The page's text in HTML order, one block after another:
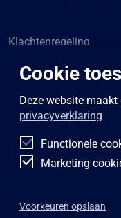
Klachtenregeling
Sponsoring
Privacybeleid
Disclaimer
Cookie
Deze website
privacyverklaring
Functionele
Marketing
Voorkeuren opslaan